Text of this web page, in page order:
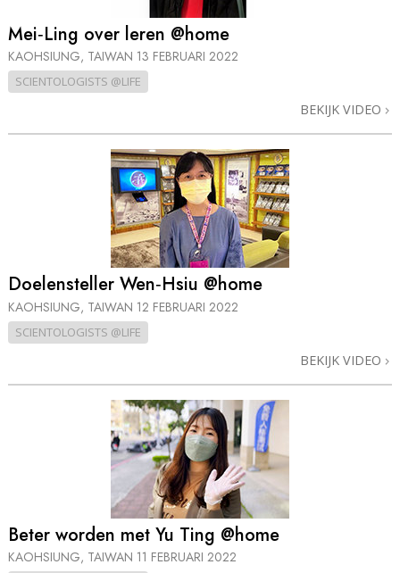
Mei‑Ling over leren @home
KAOHSIUNG, TAIWAN 13 FEBRUARI 2022
SCIENTOLOGISTS @LIFE
BEKIJK VIDEO
Doelensteller Wen‑Hsiu @home
KAOHSIUNG, TAIWAN 12 FEBRUARI 2022
SCIENTOLOGISTS @LIFE
BEKIJK VIDEO
Beter worden met Yu Ting @home
KAOHSIUNG, TAIWAN 11 FEBRUARI 2022